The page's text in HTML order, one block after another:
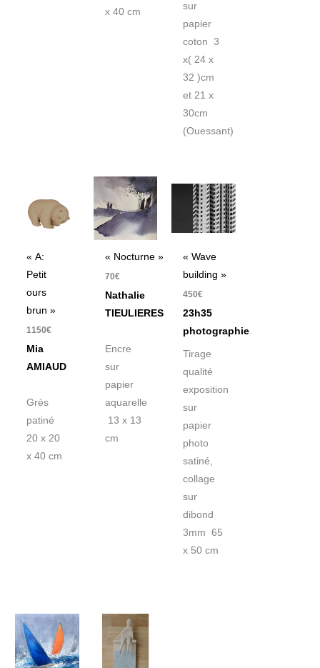
x 40 cm
sur
papier
coton 3
x( 24 x
32 )cm
et 21 x
30cm
(Ouessant)
« A:
Petit
ours
brun »
1150€
Mia
AMIAUD
Grès
patiné
20 x 20
x 40 cm
« Nocturne »
70€
Nathalie
TIEULIERES
Encre
sur
papier
aquarelle
13 x 13
cm
« Wave
building »
450€
23h35
photographie
Tirage
qualité
exposition
sur
papier
photo
satiné,
collage
sur
dibond
3mm 65
x 50 cm